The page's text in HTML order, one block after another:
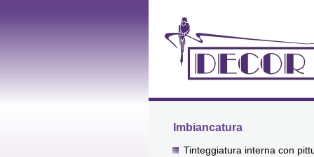
Imbiancatura
Tinteggiatura interna con